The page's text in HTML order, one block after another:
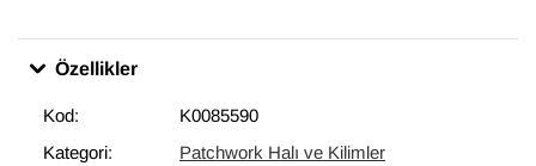
Özellikler
Kod:
K0085590
Kategori:
Patchwork Halı ve Kilimler